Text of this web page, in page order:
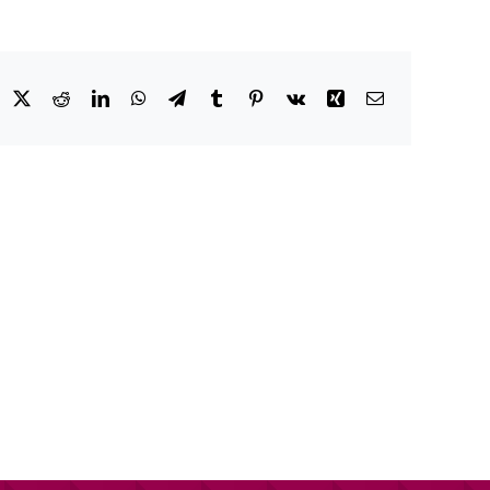
Facebook RedditLinkedInWhatsApp
TelegramTumblr Pinterest
Vk Xing Email